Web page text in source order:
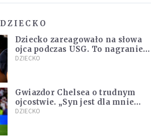
DZIECKO
Dziecko zareagowało na słowa
ojca podczas USG. To nagranie
podbija sieć
DZIECKO
Gwiazdor Chelsea o trudnym
ojcostwie. „Syn jest dla mnie
ważniejszy niż sportowe trofea”
DZIECKO